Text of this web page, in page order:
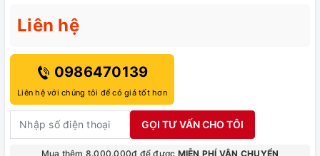
Liên hệ
0986470139
Liên hệ với chúng tôi để có giá tốt hơn
GỌI TƯ VẤN CHO TÔI
Mua thêm 8.000.000₫ để được MIỄN PHÍ VẬN CHUYỂN